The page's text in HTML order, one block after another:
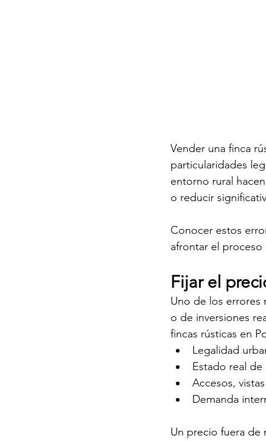
Vender una finca
particularidades
entorno rural
o reducir
Conocer estos
afrontar el proceso
Fijar el
Uno de los errores
o de inversiones
fincas rústicas en
Legalidad
Estado real de
Accesos,
Demanda
Un precio fuera de